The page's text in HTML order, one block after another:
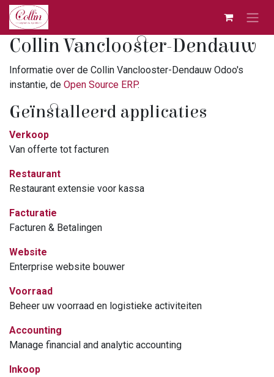
Overslaan naar inhoud
Collin Vanclooster-Dendauw
Informatie over de Collin Vanclooster-Dendauw Odoo's
instantie, de Open Source ERP.
Geïnstalleerd applicaties
Verkoop
Van offerte tot facturen
Restaurant
Restaurant extensie voor kassa
Facturatie
Facturen & Betalingen
Website
Enterprise website bouwer
Voorraad
Beheer uw voorraad en logistieke activiteiten
Accounting
Manage financial and analytic accounting
Inkoop